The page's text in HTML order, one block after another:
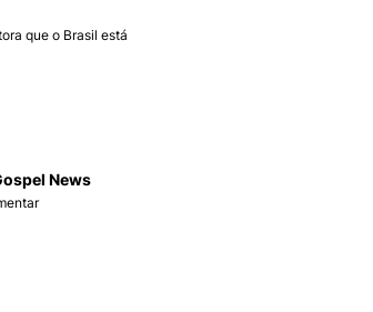
que o Brasil está
News